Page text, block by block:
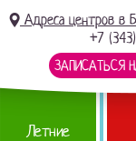
Адреса центров в
+7
ЗАПИСАТЬСЯ
Летние